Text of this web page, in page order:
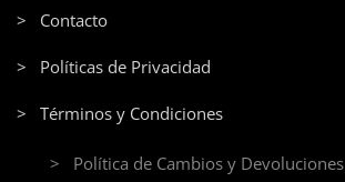
> Contacto
> Políticas de Privacidad
> Términos y Condiciones
> Política de Cambios y Devoluciones